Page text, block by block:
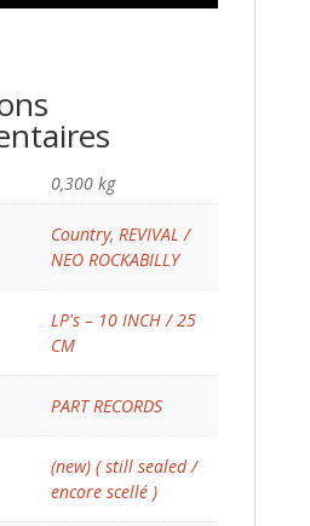
0,300 kg
Country, REVIVAL /
NEO ROCKABILLY
LP's – 10 INCH / 25
CM
PART RECORDS
(new) ( still sealed /
encore scellé )